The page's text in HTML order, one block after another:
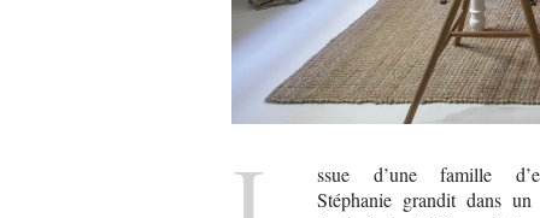
ssue d’une famille
Stéphanie grandit dans un